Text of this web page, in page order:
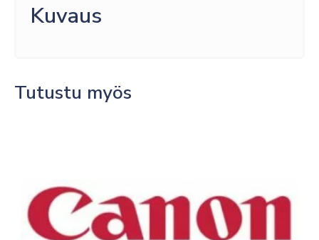
Kuvaus
Tutustu myös